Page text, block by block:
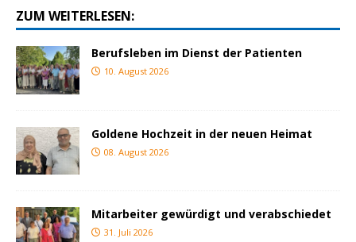
ZUM WEITERLESEN:
Berufsleben im Dienst der Patienten
10. August 2026
Goldene Hochzeit in der neuen Heimat
08. August 2026
Mitarbeiter gewürdigt und verabschiedet
31. Juli 2026